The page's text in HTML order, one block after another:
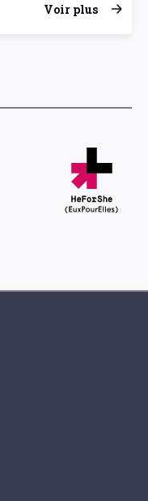
Voir plus